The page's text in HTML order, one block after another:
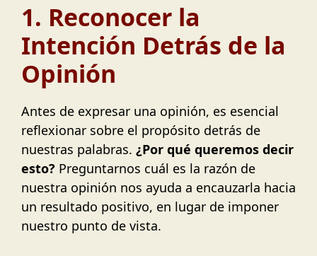
1. Reconocer la
Intención Detrás de la
Opinión
Antes de expresar una opinión, es esencial
reflexionar sobre el propósito detrás de
nuestras palabras. ¿Por qué queremos decir
esto? Preguntarnos cuál es la razón de
nuestra opinión nos ayuda a encauzarla hacia
un resultado positivo, en lugar de imponer
nuestro punto de vista.